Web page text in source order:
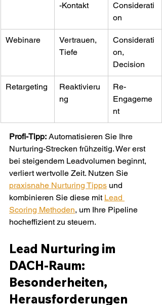
-Kontakt
Considerati
on
Webinare
Vertrauen,
Tiefe
Considerati
on,
Decision
Retargeting
Reaktivieru
ng
Re-
Engageme
nt
Profi-Tipp: Automatisieren Sie Ihre
Nurturing-Strecken frühzeitig. Wer erst
bei steigendem Leadvolumen beginnt,
verliert wertvolle Zeit. Nutzen Sie
praxisnahe Nurturing Tipps und
kombinieren Sie diese mit Lead
Scoring Methoden, um Ihre Pipeline
hocheffizient zu steuern.
Lead Nurturing im
DACH-Raum:
Besonderheiten,
Herausforderungen